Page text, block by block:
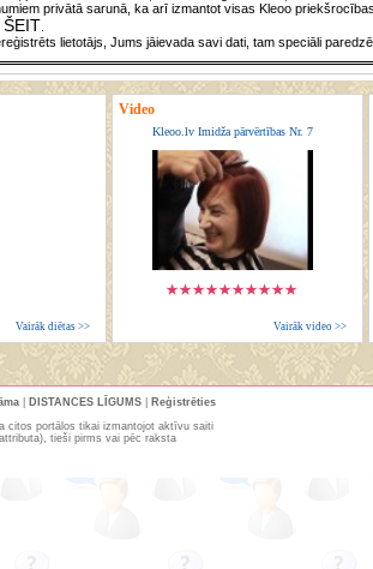
privātā sarunā, ka arī izmantot visas Kleoo
ŠEIT
lietotājs, Jums jāievada savi dati, tam speciāli
Vairāk diētas >>
Video
Kleoo.lv Imidža pārvērtības Nr. 7
Vairāk video >>
DISTANCES LĪGUMS
Reģistrēties
citos portālos tikai izmantojot aktīvu saiti
tieši pirms vai pēc raksta